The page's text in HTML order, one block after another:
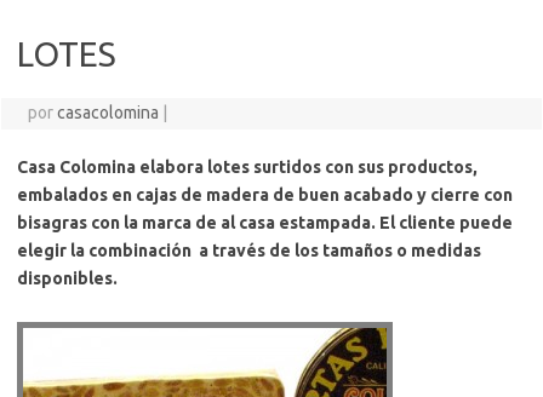
LOTES
porcasacolomina
Casa Colomina elabora lotes surtidos con sus productos,
embalados en cajas de madera de buen acabado y cierre con
bisagras con la marca de al casa estampada. El cliente puede
elegir la combinación a través de los tamaños o medidas
disponibles.